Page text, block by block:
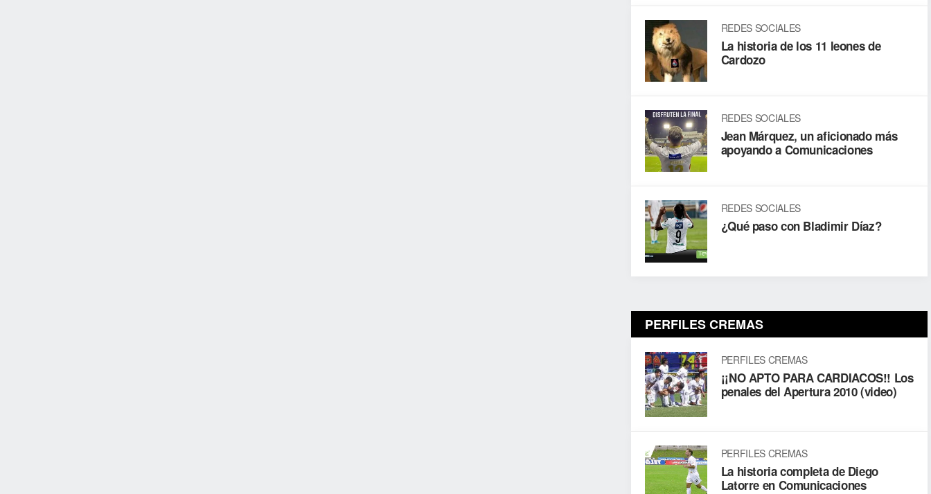
REDES SOCIALES
La historia de los 11 leones de
Cardozo
REDES SOCIALES
Jean Márquez, un aficionado más
apoyando a Comunicaciones
REDES SOCIALES
¿Qué paso con Bladimir Díaz?
PERFILES CREMAS
PERFILES CREMAS
¡¡NO APTO PARA CARDIACOS!! Los
penales del Apertura 2010 (video)
PERFILES CREMAS
La historia completa de Diego
Latorre en Comunicaciones